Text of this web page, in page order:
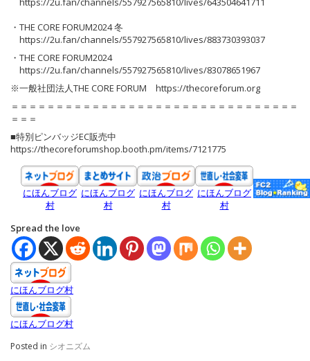
・THE CORE FORUM2024 冬
https://2u.fan/channels/557927565810/lives/883730393037
・THE CORE FORUM2024
https://2u.fan/channels/557927565810/lives/83078651967
※一般社団法人THE CORE FORUM https://thecoreforum.org
＝＝＝＝＝＝＝＝＝＝＝＝＝＝＝＝＝＝＝＝＝＝＝＝＝＝＝＝＝＝＝＝
＝＝＝
■特別ピンバッジEC販売中
https://thecoreforumshop.booth.pm/items/7121775
にほんブログ
村
にほんブログ
村
にほんブログ
村
にほんブログ
村
Spread the love
にほんブログ村
にほんブログ村
Posted in シオニズム